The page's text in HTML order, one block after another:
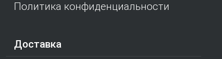
Политика конфиденциальности
Доставка